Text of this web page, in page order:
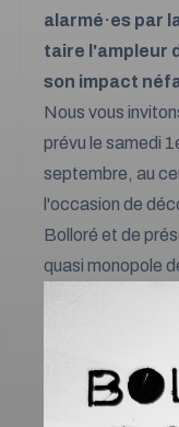
alarmé·es par
taire l'ampleur
son impact
Nous vous
prévu le samedi
septembre, au
l'occasion de
Bolloré et de
quasi monopole